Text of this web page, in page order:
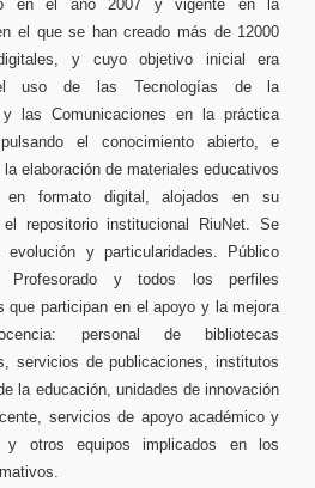
en el año 2007 y vigente en la
el que se han creado más de 12000
y cuyo objetivo inicial era
uso de las Tecnologías de la
y las Comunicaciones en la práctica
el conocimiento abierto, e
elaboración de materiales educativos
en formato digital, alojados en su
repositorio institucional RiuNet. Se
evolución y particularidades. Público
Profesorado y todos los perfiles
que participan en el apoyo y la mejora
personal de bibliotecas
servicios de publicaciones, institutos
la educación, unidades de innovación
servicios de apoyo académico y
y otros equipos implicados en los